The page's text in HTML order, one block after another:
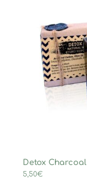
Detox Charcoal
5,50€